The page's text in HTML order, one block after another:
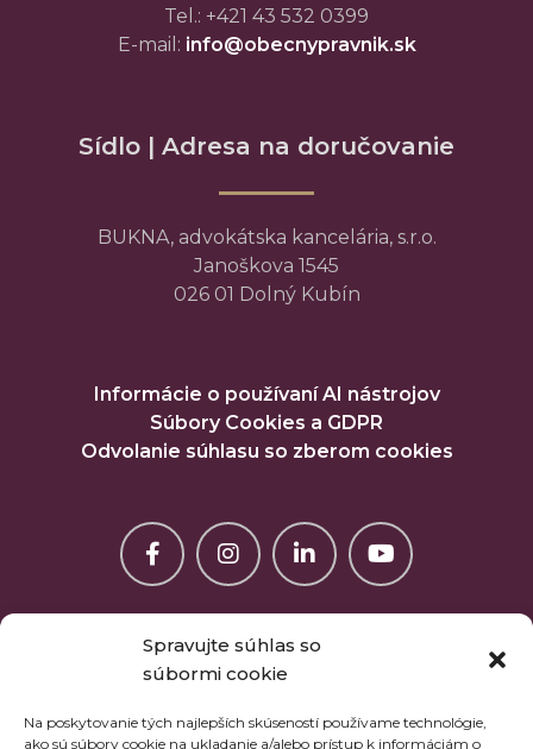
Spravujte súhlas so
súbormi cookie
Na poskytovanie tých najlepších skúseností používame technológie,
ako sú súbory cookie na ukladanie a/alebo prístup k informáciám o
Tel.: +421 43 532 0399
E-mail: info@obecnypravnik.sk
Sídlo | Adresa na doručovanie
BUKNA, advokátska kancelária, s.r.o.
Janoškova 1545
026 01 Dolný Kubín
Informácie o používaní AI nástrojov
Súbory Cookies a GDPR
Odvolanie súhlasu so zberom cookies